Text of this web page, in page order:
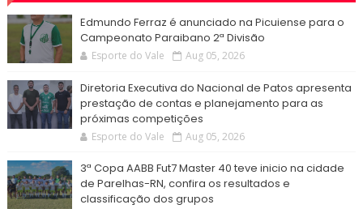
Edmundo Ferraz é anunciado na Picuiense para o
Campeonato Paraibano 2ª Divisão
Esporte do Vale Aug 05, 2026
Diretoria Executiva do Nacional de Patos apresenta
prestação de contas e planejamento para as
próximas competições
Esporte do Vale Aug 05, 2026
3ª Copa AABB Fut7 Master 40 teve inicio na cidade
de Parelhas-RN, confira os resultados e
classificação dos grupos